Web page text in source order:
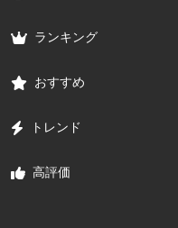
ランキング
おすすめ
トレンド
高評価